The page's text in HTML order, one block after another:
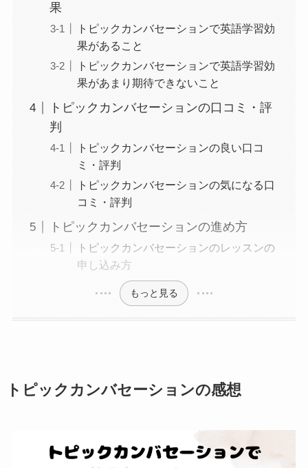
果
トピックカンバセーションで英語学習効
果があること
トピックカンバセーションで英語学習効
果があまり期待できないこと
トピックカンバセーションの口コミ・評
判
トピックカンバセーションの良い口コ
ミ・評判
トピックカンバセーションの気になる口
コミ・評判
トピックカンバセーションの進め方
トピックカンバセーションのレッスンの
申し込み方
もっと見る
トピックカンバセーションの感想